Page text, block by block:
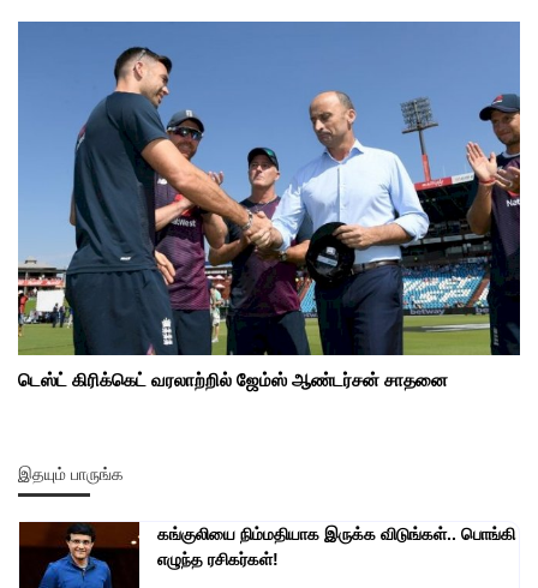
டெஸ்ட் கிரிக்கெட் வரலாற்றில் ஜேம்ஸ் ஆண்டர்சன் சாதனை
இதயும் பாருங்க
கங்குலியை நிம்மதியாக இருக்க விடுங்கள்.. பொங்கி
எழுந்த ரசிகர்கள்!